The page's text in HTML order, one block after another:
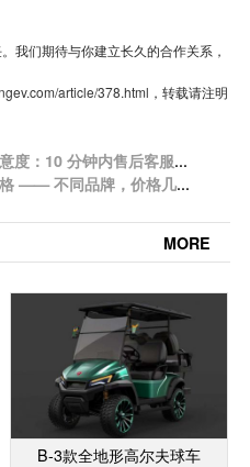
我们期待与你建立长久的合作关系，
article/378.html ，转载请注明
度：10 分钟内售后客服响
—— 不同品牌，价格几
MORE
B-3款全地形高尔夫球车